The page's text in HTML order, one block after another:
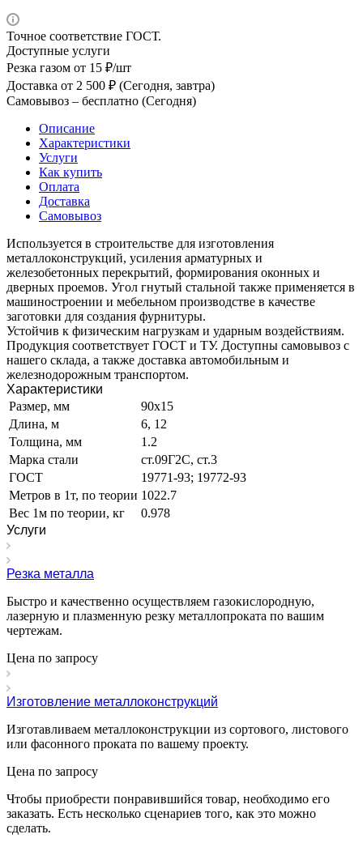
Точное соответствие ГОСТ.
Доступные услуги
Резка газом от 15 ₽/шт
Доставка от 2 500 ₽ (Сегодня, завтра)
Самовывоз – бесплатно (Сегодня)
Описание
Характеристики
Услуги
Как купить
Оплата
Доставка
Самовывоз
Используется в строительстве для изготовления
металлоконструкций, усиления арматурных и
железобетонных перекрытий, формирования оконных и
дверных проемов. Угол гнутый стальной также применяется в
машиностроении и мебельном производстве в качестве
заготовки для создания фурнитуры.
Устойчив к физическим нагрузкам и ударным воздействиям.
Продукция соответствует ГОСТ и ТУ. Доступны самовывоз с
нашего склада, а также доставка автомобильным и
железнодорожным транспортом.
Характеристики
Размер, мм
90х15
Длина, м
6, 12
Толщина, мм
1.2
Марка стали
ст.09Г2С, ст.3
ГОСТ
19771-93; 19772-93
Метров в 1т, по теории 1022.7
Вес 1м по теории, кг
0.978
Услуги
Резка металла
Быстро и качественно осуществляем газокислородную,
лазерную и плазменную резку металлопроката по вашим
чертежам.
Цена по запросу
Изготовление металлоконструкций
Изготавливаем металлоконструкции из сортового, листового
или фасонного проката по вашему проекту.
Цена по запросу
Чтобы приобрести понравившийся товар, необходимо его
заказать. Есть несколько сценариев того, как это можно
сделать.